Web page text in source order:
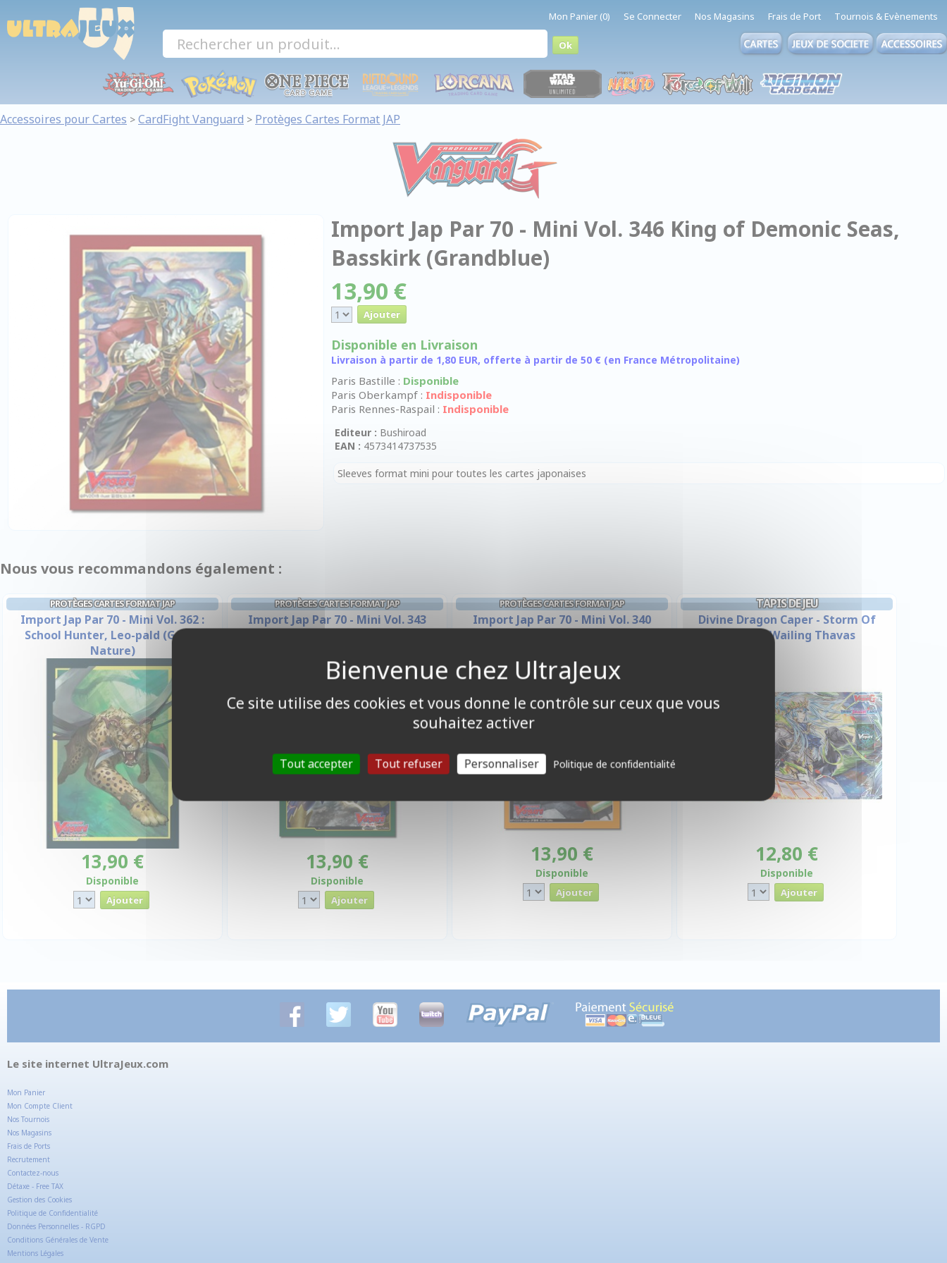
Mon Panier (0) Se Connecter Nos Magasins Frais de Port Tournois & Evènements
Accessoires pour Cartes > CardFight Vanguard > Protèges Cartes Format JAP
Import Jap Par 70 - Mini Vol. 346 King of Demonic Seas,
Basskirk (Grandblue)
13,90 €
Disponible en Livraison
Livraison à partir de 1,80 EUR, offerte à partir de 50 € (en France Métropolitaine)
Paris Bastille : Disponible
Paris Oberkampf : Indisponible
Paris Rennes-Raspail : Indisponible
Editeur : Bushiroad
EAN : 4573414737535
Sleeves format mini pour toutes les cartes japonaises
Nous vous recommandons également :
PROTÈGES CARTES FORMAT JAP
Import Jap Par 70 - Mini Vol. 362 :
School Hunter, Leo-pald (Great
Nature)
13,90 €
Disponible
PROTÈGES CARTES FORMAT JAP
Import Jap Par 70 - Mini Vol. 343
13,90 €
Disponible
PROTÈGES CARTES FORMAT JAP
Import Jap Par 70 - Mini Vol. 340
13,90 €
Disponible
TAPIS DE JEU
Divine Dragon Caper - Storm Of
Lament, Wailing Thavas
12,80 €
Disponible
Le site internet UltraJeux.com
Mon Panier
Mon Compte Client
Nos Tournois
Nos Magasins
Frais de Ports
Recrutement
Contactez-nous
Détaxe - Free TAX
Gestion des Cookies
Politique de Confidentialité
Données Personnelles - RGPD
Conditions Générales de Vente
Mentions Légales
Panneau de gestion des cookies
Ce site utilise des cookies et vous donne le contrôle sur ceux que vous
souhaitez activer
Tout accepter Tout refuser Personnaliser Politique de confidentialité